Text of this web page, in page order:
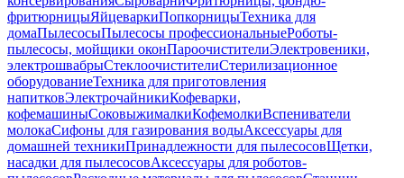
фритюрницыЯйцеваркиПопкорницыТехника для
домаПылесосыПылесосы профессиональныеРоботы-
пылесосы, мойщики оконПароочистителиЭлектровеники,
электрошвабрыСтеклоочистителиСтерилизационное
оборудованиеТехника для приготовления
напитковЭлектрочайникиКофеварки,
кофемашиныСоковыжималкиКофемолкиВспениватели
молокаСифоны для газирования водыАксессуары для
домашней техникиПринадлежности для пылесосовЩетки,
насадки для пылесосовАксессуары для роботов-